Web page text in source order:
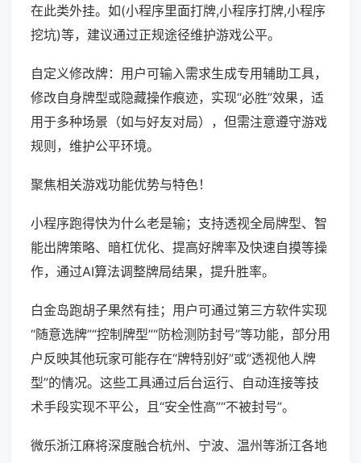
在此类外挂。如(小程序里面打牌,小程序打牌,小程序
挖坑)等，建议通过正规途径维护游戏公平。
自定义修改牌：用户可输入需求生成专用辅助工具，
修改自身牌型或隐藏操作痕迹，实现“必胜”效果，适
用于多种场景（如与好友对局），但需注意遵守游戏
规则，维护公平环境。
聚焦相关游戏功能优势与特色！
小程序跑得快为什么老是输；支持透视全局牌型、智
能出牌策略、暗杠优化、提高好牌率及快速自摸等操
作，通过AI算法调整牌局结果，提升胜率。
白金岛跑胡子果然有挂；用户可通过第三方软件实现
“随意选牌”“控制牌型”“防检测防封号”等功能，部分用
户反映其他玩家可能存在“牌特别好”或“透视他人牌
型”的情况。这些工具通过后台运行、自动连接等技
术手段实现不平公，且“安全性高”“不被封号”。
微乐浙江麻将深度融合杭州、宁波、温州等浙江各地